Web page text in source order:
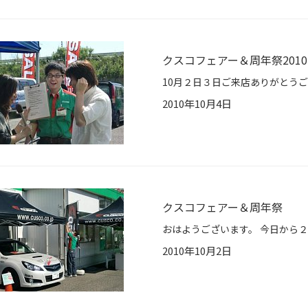
クスコフェアー＆周年祭
2010年10月4日
クスコフェアー＆周年祭
2010年10月2日